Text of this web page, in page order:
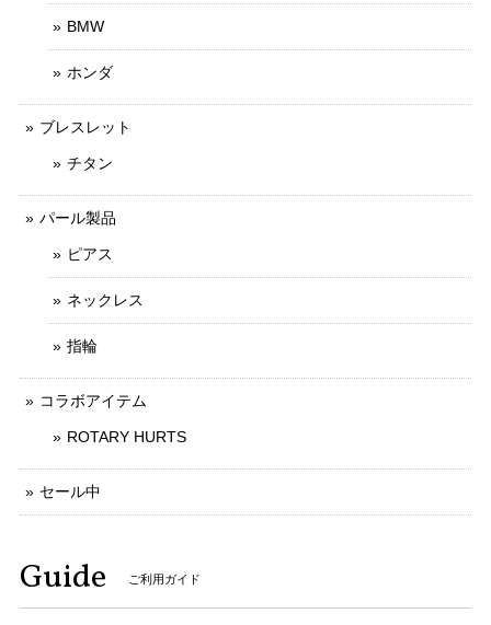
BMW
ホンダ
ブレスレット
チタン
パール製品
ピアス
ネックレス
指輪
コラボアイテム
ROTARY HURTS
セール中
Guide ご利用ガイド